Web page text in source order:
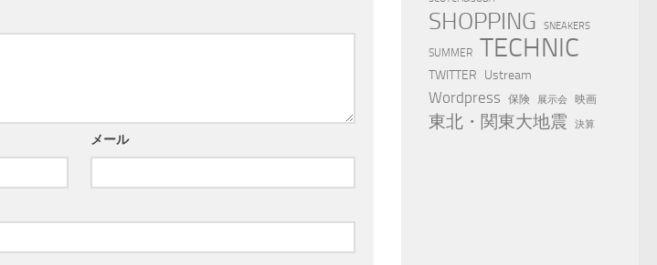
メール
SHOPPING SNEAKERS
SUMMER TECHNIC
TWITTER Ustream
Wordpress 保険 展示会 映画
東北・関東大地震 決算